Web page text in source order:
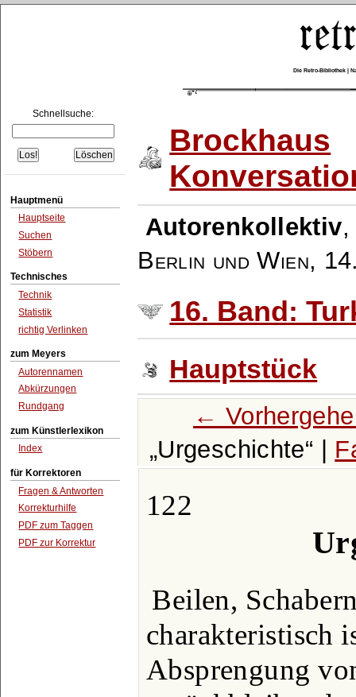
Die Retro-Bibliothek |
Schnellsuche:
Hauptmenü
Hauptseite
Suchen
Stöbern
Technisches
Technik
Statistik
richtig Verlinken
zum Meyers
Autorennamen
Abkürzungen
Rundgang
zum Künstlerlexikon
Index
für Korrektoren
Fragen & Antworten
Korrekturhilfe
PDF zum Taggen
PDF zur Korrektur
Brockhaus
Autorenkollektiv
Berlin und Wien,
16. Band:
Hauptstück
←
Urgeschichte
|
122
Beilen,
charakteristisch
Absprengung